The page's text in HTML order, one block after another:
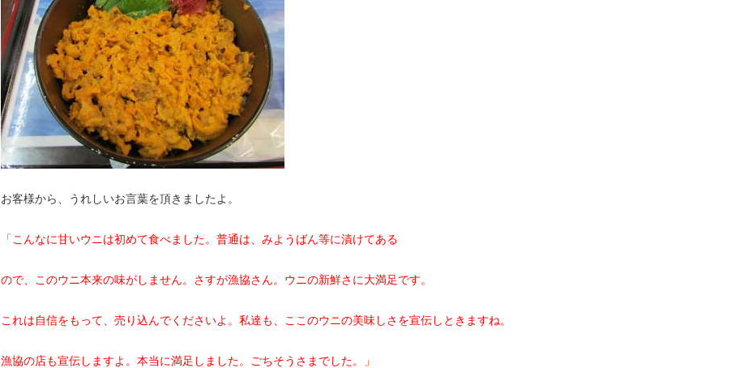
お客様から、うれしいお言葉を頂きましたよ。
「こんなに甘いウニは初めて食べました。普通は、みようばん等に漬けてある
ので、このウニ本来の味がしません。さすが漁協さん。ウニの新鮮さに大満足です。
これは自信をもって、売り込んでくださいよ。私達も、ここのウニの美味しさを宣伝しときますね。
漁協の店も宣伝しますよ。 本当に満足しました。ごちそうさまでした。」